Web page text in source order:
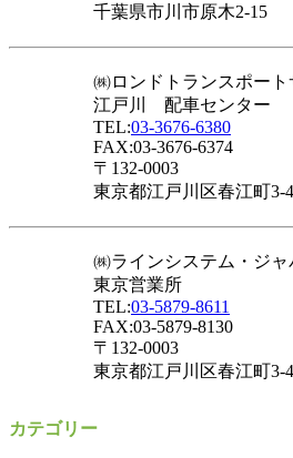
千葉県市川市原木2-15
㈱ロンドトランスポート
江戸川 配車センター
TEL:03-3676-6380
FAX:03-3676-6374
〒132-0003
東京都江戸川区春江町3-
㈱ラインシステム・ジャ
東京営業所
TEL:03-5879-8611
FAX:03-5879-8130
〒132-0003
東京都江戸川区春江町3-
カテゴリー